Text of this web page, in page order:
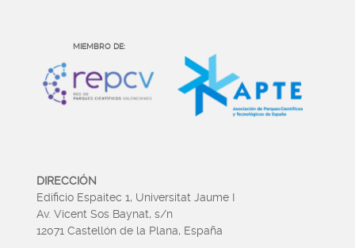
MIEMBRO DE:
DIRECCIÓN
Edificio Espaitec 1, Universitat Jaume I
Av. Vicent Sos Baynat, s/n
12071 Castellón de la Plana, España